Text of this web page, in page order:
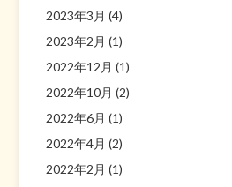
2023年3月 (4)
2023年2月 (1)
2022年12月 (1)
2022年10月 (2)
2022年6月 (1)
2022年4月 (2)
2022年2月 (1)